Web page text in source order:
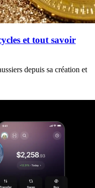
et tout savoir
depuis sa création et